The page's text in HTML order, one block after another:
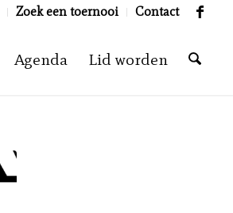
Zoek een toernooi Contact
Agenda Lid worden